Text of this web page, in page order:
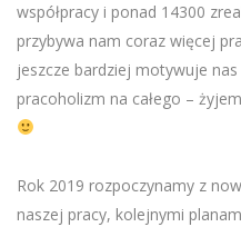
współpracy i ponad 14300
przybywa nam coraz więcej
jeszcze bardziej motywuje
pracoholizm na całego –
Rok 2019 rozpoczynamy z
naszej pracy, kolejnymi